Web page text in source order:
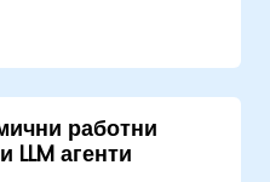
работни
LLM агенти